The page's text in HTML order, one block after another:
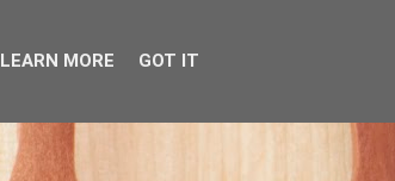
LEARN MORE GOT IT